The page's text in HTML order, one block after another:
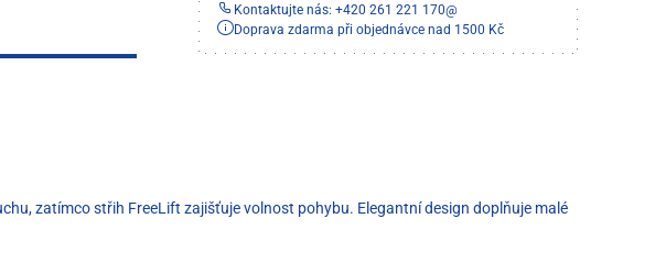
Kontaktujte nás: +420 261 221 170@
Doprava zdarma při objednávce nad 1500 Kč
zatímco střih FreeLift zajišťuje volnost pohybu. Elegantní design doplňuje malé